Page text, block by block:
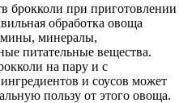
брокколи при приготовлении
обработка овоща
минералы,
питательные вещества.
на пару и с
и соусов может
пользу от этого овоща.